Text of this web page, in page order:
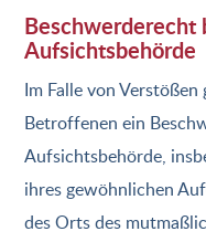
Beschwerde­recht
Aufsichts­behörde
Im Falle von
Betroffenen ein
Aufsichtsbehörde,
ihres gewöhnlichen
des Orts des